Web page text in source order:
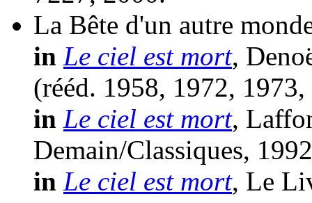
La Bête d'un autre
in Le ciel est mort,
(rééd. 1958, 1972,
in Le ciel est mort,
Demain/Classiques,
in Le ciel est mort, Le